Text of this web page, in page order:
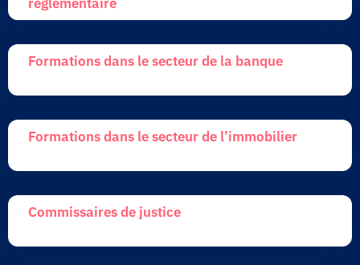
Formations dans le secteur de la banque
Formations dans le secteur de l’immobilier
Commissaires de justice